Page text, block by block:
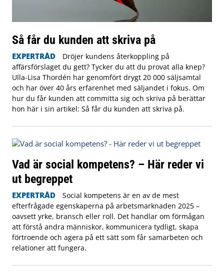
Så får du kunden att skriva på
EXPERTRÅD
Dröjer kundens återkoppling på
affärsförslaget du gett? Tycker du att du provat alla knep?
Ulla-Lisa Thordén har genomfört drygt 20 000 säljsamtal
och har över 40 års erfarenhet med säljandet i fokus. Om
hur du får kunden att committa sig och skriva på berättar
hon här i sin artikel: Så får du kunden att skriva på.
Vad är social kompetens? – Här reder vi
ut begreppet
EXPERTRÅD
Social kompetens är en av de mest
efterfrågade egenskaperna på arbetsmarknaden 2025 –
oavsett yrke, bransch eller roll. Det handlar om förmågan
att förstå andra människor, kommunicera tydligt, skapa
förtroende och agera på ett sätt som får samarbeten och
relationer att fungera.